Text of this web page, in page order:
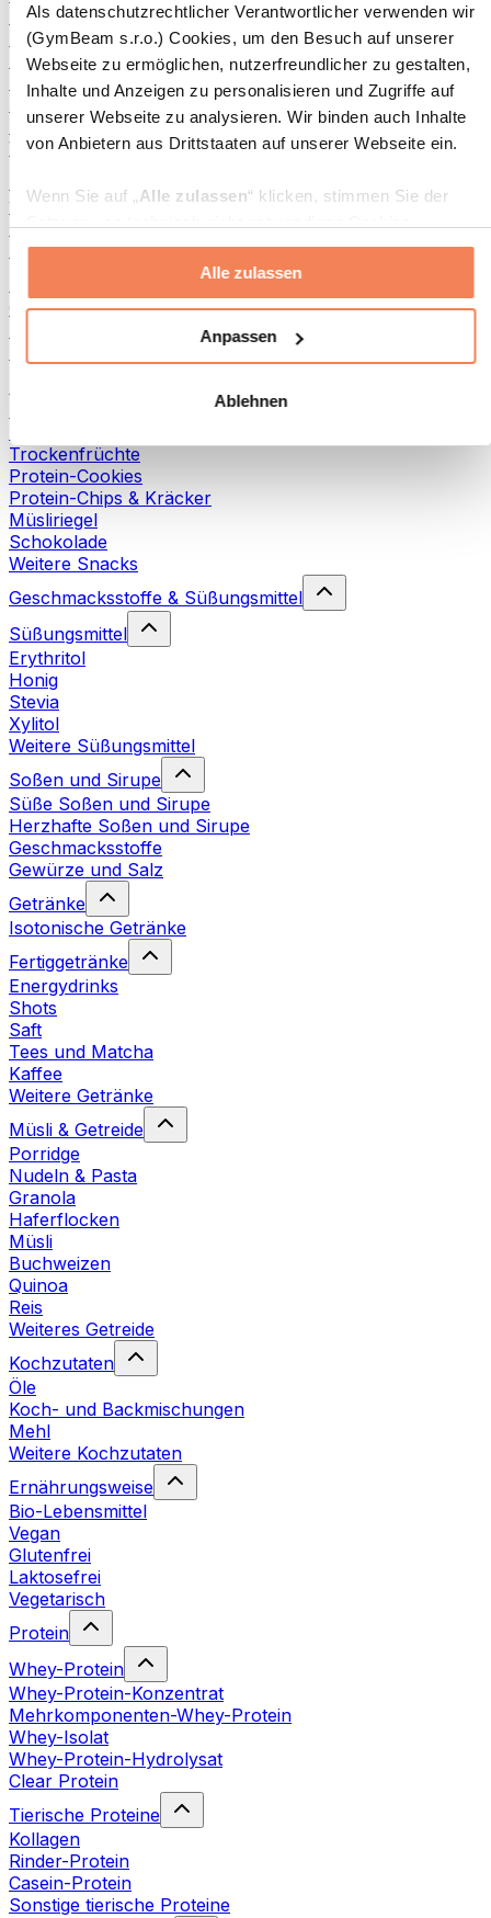
Als datenschutzrechtlicher Verantwortlicher verwenden wir
(GymBeam s.r.o.) Cookies, um den Besuch auf unserer
Webseite zu ermöglichen, nutzerfreundlicher zu gestalten,
Inhalte und Anzeigen zu personalisieren und Zugriffe auf
unserer Webseite zu analysieren. Wir binden auch Inhalte
von Anbietern aus Drittstaaten auf unserer Webseite ein.
Wenn Sie auf „Alle zulassen“ klicken, stimmen Sie der
(insbesondere zu Analyse- und Marketingzwecken) zu.
Ablehnen“ klicken, werden nur
„notwendige“ Cookies gesetzt, welche für den Betrieb der
Webseite erforderlich sind. Sie können auch eine
Weitere Informationen über die Verarbeitung Ihrer Daten
finden Sie in den Unterpunkten „Details“ und „Über
Cookies“ sowie in unserer
Sie können Ihre Einwilligung jederzeit in den
Einstellungenauf unserer Webseite ändern oder
Mehr Info
Alle zulassen
Anpassen
Ablehnen
Fisch-Produkte
Fertiggerichte
Eier-Produkte
Brot & Gebäck
Hülsenfrüchte
Weitere Fitness-Foods
100 % Nussbutter
Süße Nussbutter
Protein-Nussbutter
Grüne Superfoods
Trockenfrüchte
Protein-Cookies
Protein-Chips & Kräcker
Müsliriegel
Schokolade
Weitere Snacks
Geschmacksstoffe & Süßungsmittel
Süßungsmittel
Erythritol
Honig
Stevia
Xylitol
Weitere Süßungsmittel
Soßen und Sirupe
Süße Soßen und Sirupe
Herzhafte Soßen und Sirupe
Geschmacksstoffe
Gewürze und Salz
Getränke
Isotonische Getränke
Fertiggetränke
Energydrinks
Shots
Saft
Tees und Matcha
Kaffee
Weitere Getränke
Müsli & Getreide
Porridge
Nudeln & Pasta
Granola
Haferflocken
Müsli
Buchweizen
Quinoa
Reis
Weiteres Getreide
Kochzutaten
Öle
Koch- und Backmischungen
Mehl
Weitere Kochzutaten
Ernährungsweise
Bio-Lebensmittel
Vegan
Glutenfrei
Laktosefrei
Vegetarisch
Protein
Whey-Protein
Whey-Protein-Konzentrat
Mehrkomponenten-Whey-Protein
Whey-Isolat
Whey-Protein-Hydrolysat
Clear Protein
Tierische Proteine
Kollagen
Rinder-Protein
Casein-Protein
Sonstige tierische Proteine